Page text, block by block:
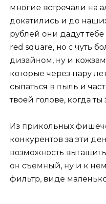
многие встречали на
докатились и до
рублей они дадут тебе
red square, но с чуть
дизайном, ну и
которые через пару
сыпаться в пыль и
твоей голове, когда
Из прикольных
конкурентов за эти
возможность
он съемный, ну и к
фильтр, виде